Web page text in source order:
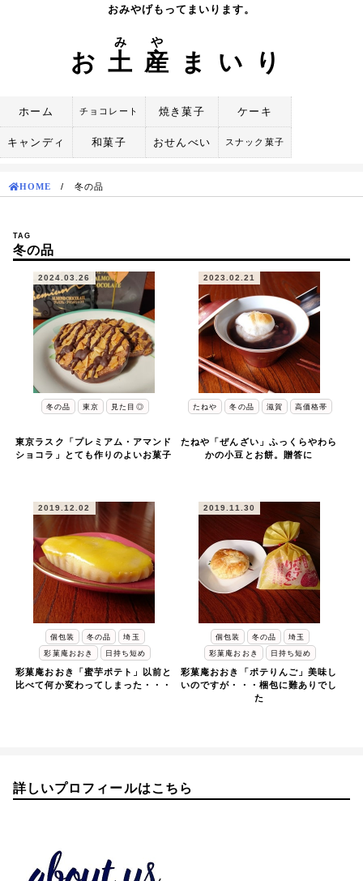
おみやげもってまいります。
お 土
み
産
や
まいり
ホーム チョコレート 焼き菓子 ケーキ
キャンディ 和菓子 おせんべい スナック菓子
HOME / 冬の品
TAG
冬の品
2024.03.26
冬の品 東京 見た目◎
東京ラスク「プレミアム・アマンド
ショコラ」とても作りのよいお菓子
2023.02.21
たねや 冬の品 滋賀 高価格帯
たねや「ぜんざい」ふっくらやわら
かの小豆とお餅。贈答に
2019.12.02
個包装 冬の品
埼玉
彩菓庵おおき
日持ち短め
彩菓庵おおき「蜜芋ポテト」以前と
比べて何か変わってしまった・・・
2019.11.30
個包装 冬の品
埼玉
彩菓庵おおき
日持ち短め
彩菓庵おおき「ポテりんご」美味し
いのですが・・・梱包に難ありでし
た
詳しいプロフィールはこちら